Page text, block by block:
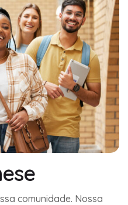
comunidade. Nossa